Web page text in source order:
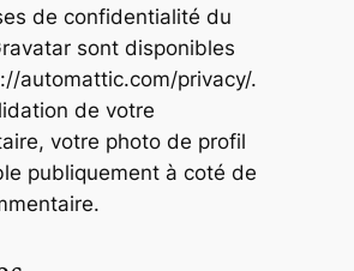
de confidentialité du
sont disponibles
automattic.com/privacy/.
de votre
votre photo de profil
publiquement à coté de